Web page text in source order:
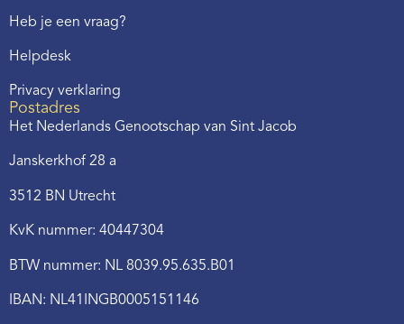
Heb je een vraag?
Helpdesk
Privacy verklaring
Postadres
Het Nederlands Genootschap van Sint Jacob
Janskerkhof 28 a
3512 BN Utrecht
KvK nummer: 40447304
BTW nummer: NL 8039.95.635.B01
IBAN: NL41INGB0005151146